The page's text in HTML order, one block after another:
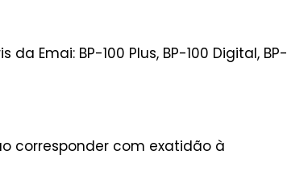
Emai: BP-100 Plus, BP-100 Digital, BP-
corresponder com exatidão à